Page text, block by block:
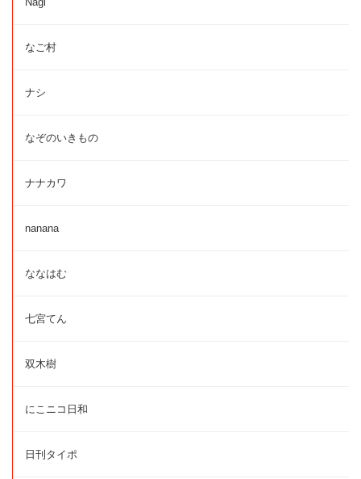
なご村
ナシ
なぞのいきもの
ナナカワ
nanana
ななはむ
七宮てん
双木樹
にこニコ日和
日刊タイポ